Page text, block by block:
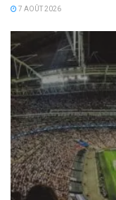
7 AOÛT 2026